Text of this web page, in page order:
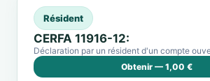
Résident
CERFA 11916-12:
Déclaration par un résident d'un compte
Obtenir — 1,00 €